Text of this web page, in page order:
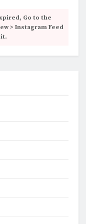
Go to the
> Instagram Feed